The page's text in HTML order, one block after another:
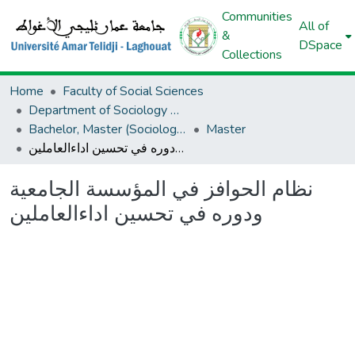
Communities
&
Collections
All of
DSpace
Home
Faculty of Social Sciences
Department of Sociology And Demography
Bachelor, Master (Sociology And Demography)
Master
نظام الحوافز في المؤسسة الجامعية ودوره في تحسين اداءالعاملين
نظام الحوافز في المؤسسة الجامعية
ودوره في تحسين اداءالعاملين